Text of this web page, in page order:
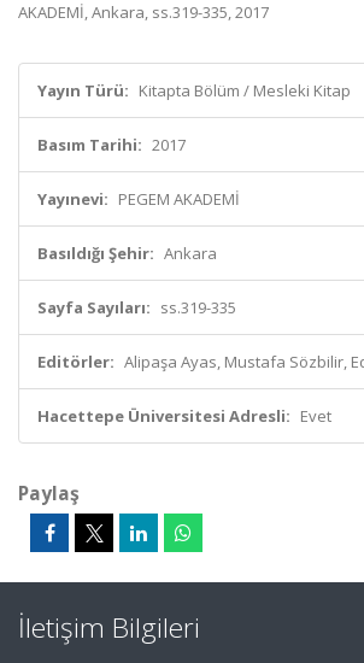
AKADEMİ, Ankara, ss.319-335, 2017
Yayın Türü: Kitapta Bölüm / Mesleki Kitap
Basım Tarihi: 2017
Yayınevi: PEGEM AKADEMİ
Basıldığı Şehir: Ankara
Sayfa Sayıları: ss.319-335
Editörler: Alipaşa Ayas, Mustafa Sözbilir,
Hacettepe Üniversitesi Adresli: Evet
Paylaş
İletişim Bilgileri